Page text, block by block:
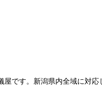
です。新潟県内全域に対